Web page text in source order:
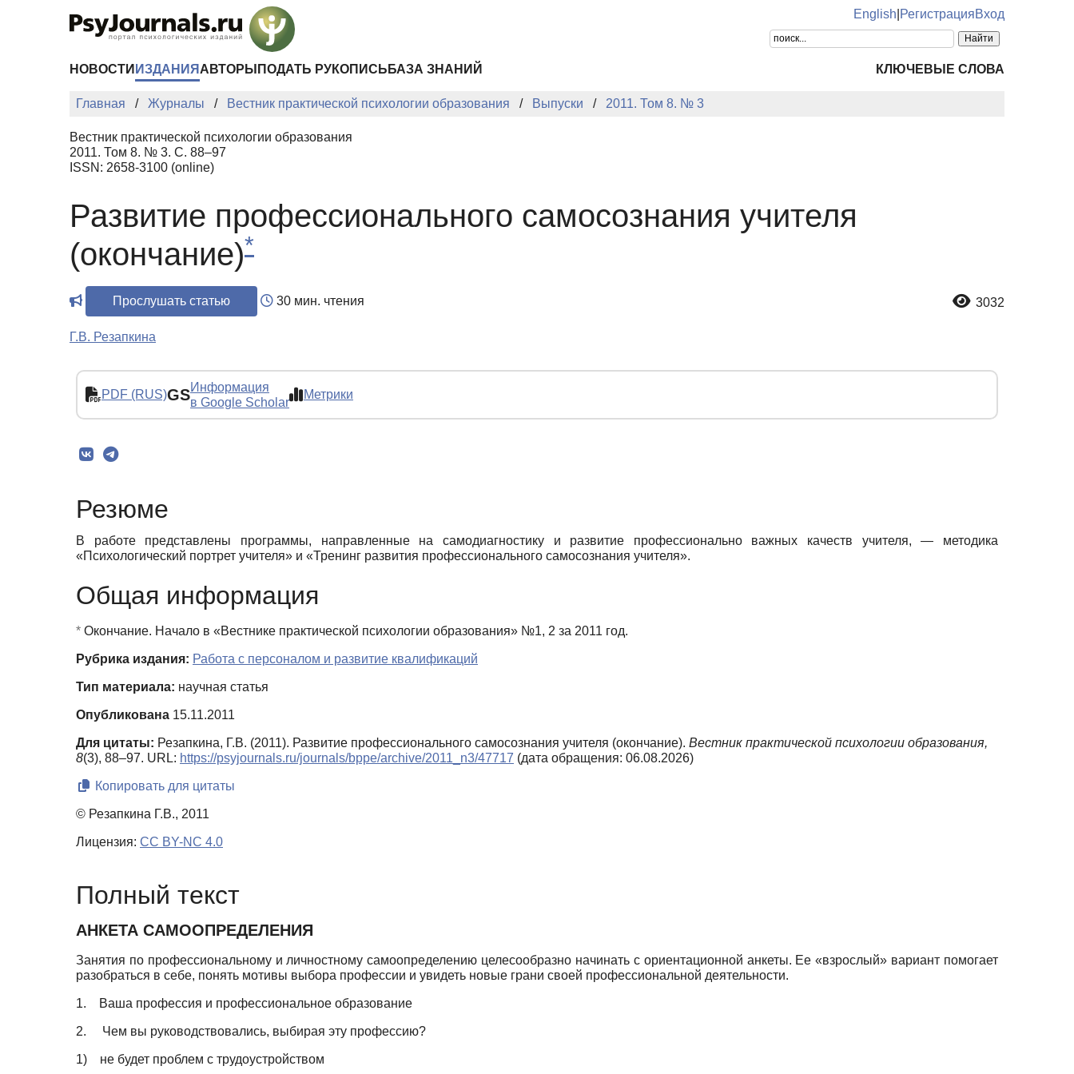
English РегистрацияВход
НОВОСТИ ИЗДАНИЯ АВТОРЫ ПОДАТЬ РУКОПИСЬ БАЗА ЗНАНИЙ КЛЮЧЕВЫЕ СЛОВА
Главная Журналы Вестник практической психологии образования Выпуски 2011. Том 8. № 3
Вестник практической психологии образования
2011. Том 8. № 3. С. 88–97
ISSN: 2658-3100 (online)
Развитие профессионального самосознания учителя
(окончание)*
Прослушать статью 30 мин. чтения 3032
Г.В. Резапкина
PDF (RUS)GSИнформация
в Google Scholar
Метрики
Резюме
В работе представлены программы, направленные на самодиагностику и развитие профессионально важных качеств учителя, — методика
«Психологический портрет учителя» и «Тренинг развития профессионального самосознания учителя».
Общая информация
* Окончание. Начало в «Вестнике практической психологии образования» №1, 2 за 2011 год.
Рубрика издания: Работа с персоналом и развитие квалификаций
Тип материала: научная статья
Опубликована 15.11.2011
Для цитаты: Резапкина, Г.В. (2011). Развитие профессионального самосознания учителя (окончание). Вестник практической психологии образования,
8(3), 88–97. URL: https://psyjournals.ru/journals/bppe/archive/2011_n3/47717 (дата обращения: 06.08.2026)
Копировать для цитаты
© Резапкина Г.В., 2011
Лицензия: CC BY-NC 4.0
Полный текст
АНКЕТА САМООПРЕДЕЛЕНИЯ
Занятия по профессиональному и личностному самоопределению целесообразно начинать с ориентационной анкеты. Ее «взрослый» вариант помогает
разобраться в себе, понять мотивы выбора профессии и увидеть новые грани своей профессиональной деятельности.
1. Ваша профессия и профессиональное образование
2. Чем вы руководствовались, выбирая эту профессию?
1) не будет проблем с трудоустройством